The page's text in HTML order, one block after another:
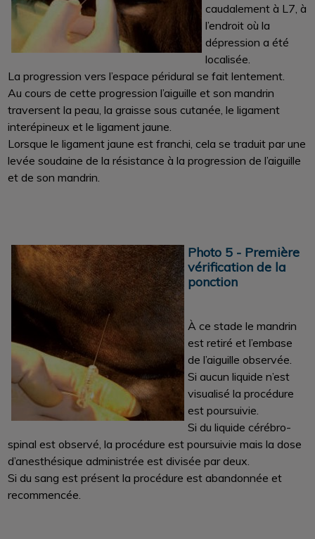
caudalement à L7, à
l’endroit où la
dépression a été
localisée.
La progression vers l’espace péridural se fait lentement.
Au cours de cette progression l’aiguille et son mandrin
traversent la peau, la graisse sous cutanée, le ligament
interépineux et le ligament jaune.
Lorsque le ligament jaune est franchi, cela se traduit par une
levée soudaine de la résistance à la progression de l’aiguille
et de son mandrin.
Photo 5 - Première
vérification de la
ponction
À ce stade le mandrin
est retiré et l’embase
de l’aiguille observée.
Si aucun liquide n’est
visualisé la procédure
est poursuivie.
Si du liquide cérébro-
spinal est observé, la procédure est poursuivie mais la dose
d’anesthésique administrée est divisée par deux.
Si du sang est présent la procédure est abandonnée et
recommencée.